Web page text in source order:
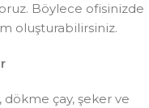
Böylece ofisinizde
oluşturabilirsiniz.
dökme çay, şeker ve